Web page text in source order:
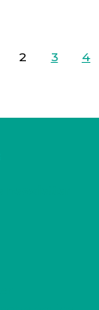
2 3 4